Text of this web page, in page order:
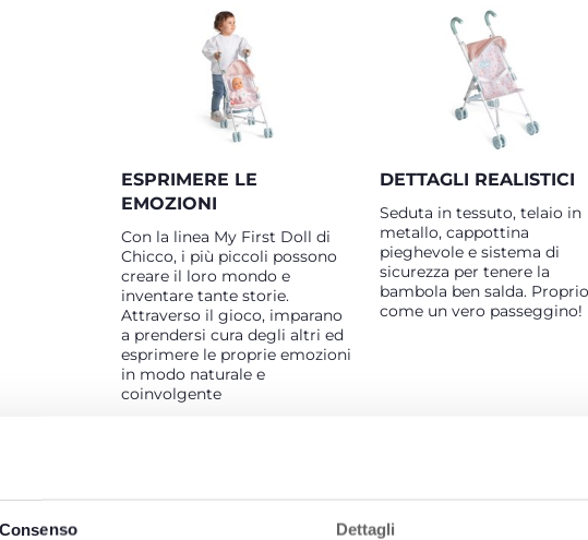
Consenso Dettagli
ESPRIMERE LE
EMOZIONI
Con la linea My First Doll di
Chicco, i più piccoli possono
creare il loro mondo e
inventare tante storie.
Attraverso il gioco, imparano
a prendersi cura degli altri ed
esprimere le proprie emozioni
in modo naturale e
coinvolgente
DETTAGLI REALISTICI
Seduta in tessuto, telaio in
metallo, cappottina
pieghevole e sistema di
sicurezza per tenere la
bambola ben salda. Proprio
come un vero passeggino!
PRODOTTI CHE POTREBBERO